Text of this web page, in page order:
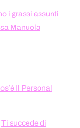
i grassi assunti
Manuela
Il Personal
Ti succede di